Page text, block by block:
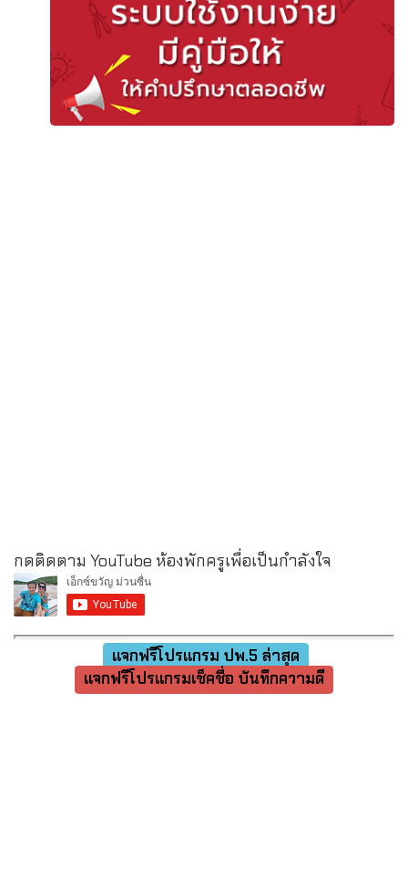
กดติดตาม YouTube ห้องพักครูเพื่อเป็นกำลังใจ
แจกฟรีโปรแกรม ปพ.5 ล่าสุด
แจกฟรีโปรแกรมเช็คชื่อ บันทึกความดี